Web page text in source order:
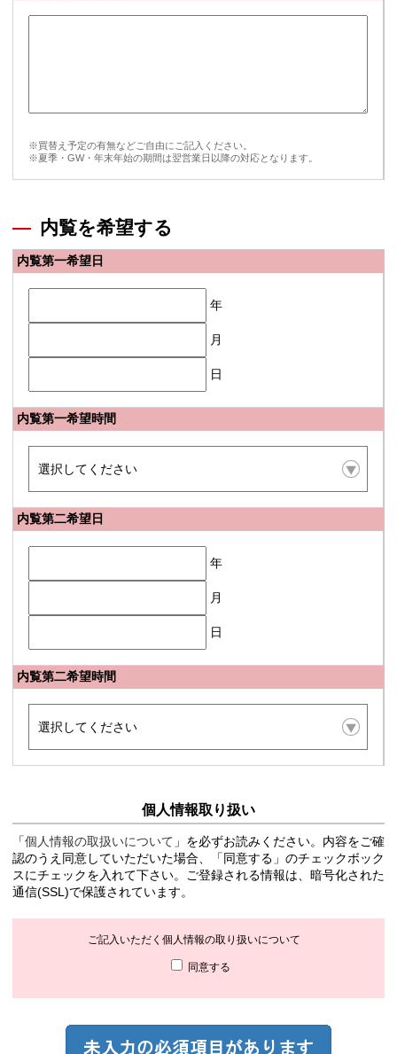
※買替え予定の有無などご自由にご記入ください。
※夏季・GW・年末年始の期間は翌営業日以降の対応となります。
内覧を希望する
内覧第一希望日
年
月
日
内覧第一希望時間
内覧第二希望日
年
月
日
内覧第二希望時間
個人情報取り扱い
「個人情報の取扱いについて 」を必ずお読みください。内容をご確
認のうえ同意していただいた場合、「同意する」のチェックボック
スにチェックを入れて下さい。ご登録される情報は、暗号化された
通信(SSL)で保護されています。
ご記入いただく個人情報の取り扱いについて
同意する